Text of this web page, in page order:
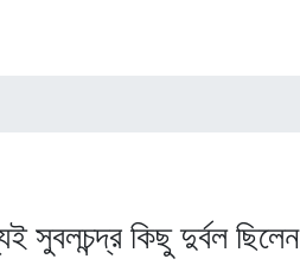
সুবলচন্দ্র কিছু দুর্বল ছিলেন